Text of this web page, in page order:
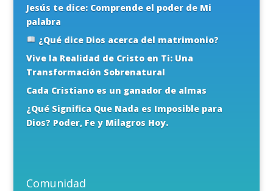
Jesús te dice: Comprende el poder de Mi
palabra
¿Qué dice Dios acerca del matrimonio?
Vive la Realidad de Cristo en Ti: Una
Transformación Sobrenatural
Cada Cristiano es un ganador de almas
¿Qué Significa Que Nada es Imposible para
Dios? Poder, Fe y Milagros Hoy.
Comunidad